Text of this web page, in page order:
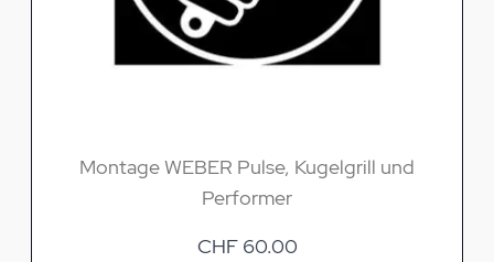
Montage WEBER Pulse, Kugelgrill und
Performer
CHF 60.00